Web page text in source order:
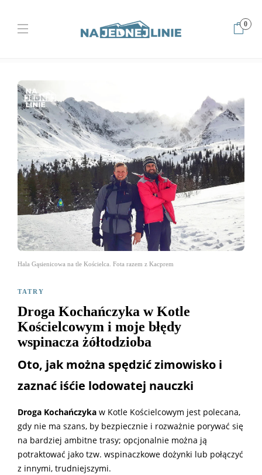
0
Home
Droga Kochańczyka w Kotle Kościelcowym i moje
błędy wspinacza żółtodzioba
Hala Gąsienicowa na tle Kościelca. Fota razem z Kacprem
TATRY
Droga Kochańczyka w Kotle
Kościelcowym i moje błędy
wspinacza żółtodzioba
Oto, jak można spędzić zimowisko i
zaznać iśćie lodowatej nauczki
Droga Kochańczyka w Kotle Kościelcowym jest polecana,
gdy nie ma szans, by bezpiecznie i rozważnie porywać się
na bardziej ambitne trasy; opcjonalnie można ją
potraktować jako tzw. wspinaczkowe dożynki lub połączyć
z innymi, trudniejszymi.